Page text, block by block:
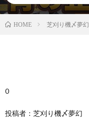
HOME 芝刈り機〆夢幻
0
投稿者：芝刈り機〆夢幻